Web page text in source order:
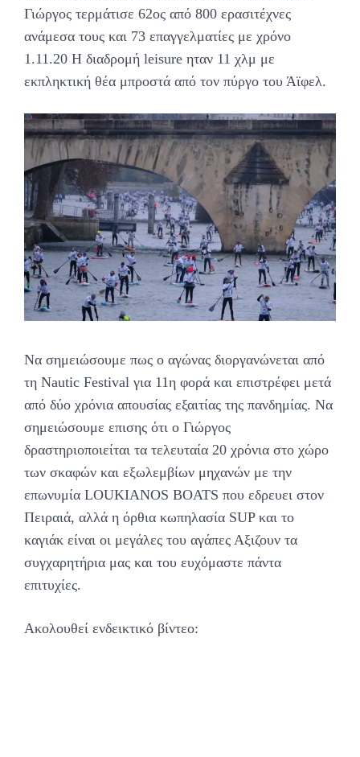
Γιώργος τερμάτισε 62ος από 800 ερασιτέχνες
ανάμεσα τους και 73 επαγγελματίες με χρόνο
1.11.20 Η διαδρομή leisure ηταν 11 χλμ με
εκπληκτική θέα μπροστά από τον πύργο του Άϊφελ.
Να σημειώσουμε πως ο αγώνας διοργανώνεται από
τη Nautic Festival για 11η φορά και επιστρέφει μετά
από δύο χρόνια απουσίας εξαιτίας της πανδημίας. Να
σημειώσουμε επισης ότι ο Γιώργος
δραστηριοποιείται τα τελευταία 20 χρόνια στο χώρο
των σκαφών και εξωλεμβίων μηχανών με την
επωνυμία LOUKIANOS BOATS που εδρευει στον
Πειραιά, αλλά η όρθια κωπηλασία SUP και το
καγιάκ είναι οι μεγάλες του αγάπες Αξιζουν τα
συγχαρητήρια μας και του ευχόμαστε πάντα
επιτυχίες.
Ακολουθεί ενδεικτικό βίντεο: